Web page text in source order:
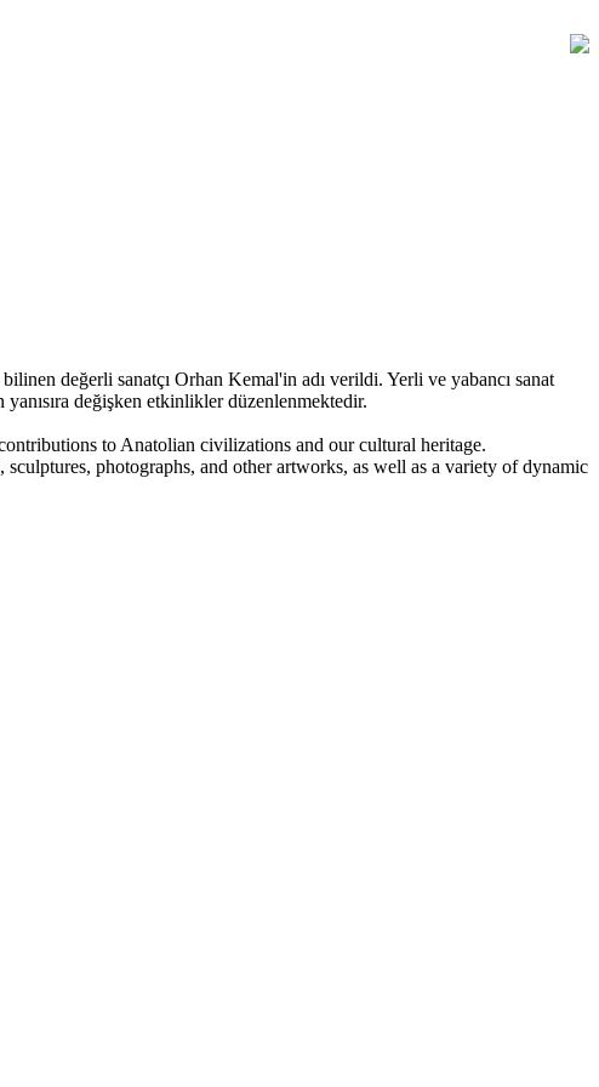
değerli sanatçı Orhan Kemal'in adı verildi. Yerli ve yabancı sanat
değişken etkinlikler düzenlenmektedir.
to Anatolian civilizations and our cultural heritage.
photographs, and other artworks, as well as a variety of dynamic